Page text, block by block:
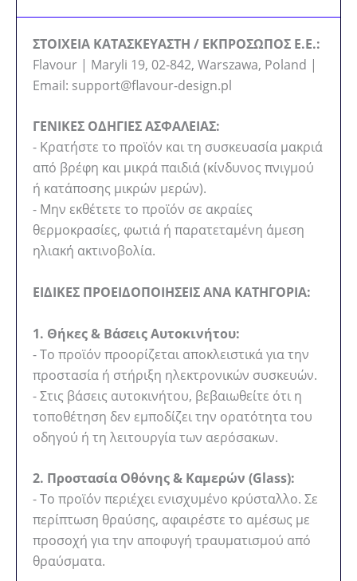
ΣΤΟΙΧΕΙΑ ΚΑΤΑΣΚΕΥΑΣΤΗ / ΕΚΠΡΟΣΩΠΟΣ Ε.Ε.:
Flavour | Maryli 19, 02-842, Warszawa, Poland |
Email: support@flavour-design.pl
ΓΕΝΙΚΕΣ ΟΔΗΓΙΕΣ ΑΣΦΑΛΕΙΑΣ:
- Κρατήστε το προϊόν και τη συσκευασία μακριά
από βρέφη και μικρά παιδιά (κίνδυνος πνιγμού
ή κατάποσης μικρών μερών).
- Μην εκθέτετε το προϊόν σε ακραίες
θερμοκρασίες, φωτιά ή παρατεταμένη άμεση
ηλιακή ακτινοβολία.
ΕΙΔΙΚΕΣ ΠΡΟΕΙΔΟΠΟΙΗΣΕΙΣ ΑΝΑ ΚΑΤΗΓΟΡΙΑ:
1. Θήκες & Βάσεις Αυτοκινήτου:
- Το προϊόν προορίζεται αποκλειστικά για την
προστασία ή στήριξη ηλεκτρονικών συσκευών.
- Στις βάσεις αυτοκινήτου, βεβαιωθείτε ότι η
τοποθέτηση δεν εμποδίζει την ορατότητα του
οδηγού ή τη λειτουργία των αερόσακων.
2. Προστασία Οθόνης & Καμερών (Glass):
- Το προϊόν περιέχει ενισχυμένο κρύσταλλο. Σε
περίπτωση θραύσης, αφαιρέστε το αμέσως με
προσοχή για την αποφυγή τραυματισμού από
θραύσματα.